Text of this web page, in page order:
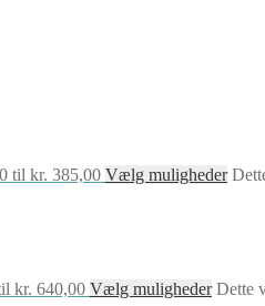
til kr. 385,00 Vælg muligheder
kr. 640,00 Vælg muligheder Dette